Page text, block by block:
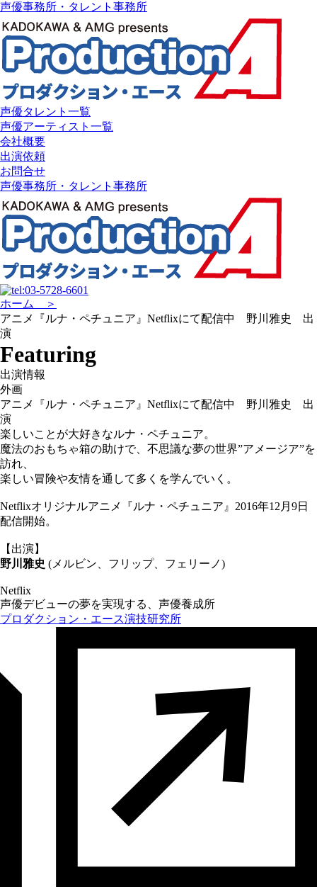
声優事務所・タレント事務所
声優タレント一覧
声優アーティスト一覧
会社概要
出演依頼
お問合せ
声優事務所・タレント事務所
ホーム ＞
アニメ『ルナ・ペチュニア』Netflixにて配信中 野川雅史 出
演
Featuring
出演情報
外画
アニメ『ルナ・ペチュニア』Netflixにて配信中 野川雅史 出
演
楽しいことが大好きなルナ・ペチュニア。
魔法のおもちゃ箱の助けで、不思議な夢の世界”アメージア”を
訪れ、
楽しい冒険や友情を通して多くを学んでいく。
Netflixオリジナルアニメ『ルナ・ペチュニア』2016年12月9日
配信開始。
【出演】
野川雅史 (メルビン、フリップ、フェリーノ)
Netflix
声優デビューの夢を実現する、声優養成所
プロダクション・エース演技研究所